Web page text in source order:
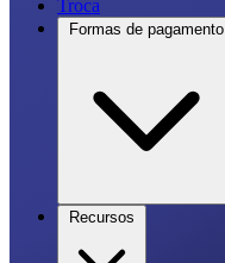
Troca
Formas de pagamento
Recursos